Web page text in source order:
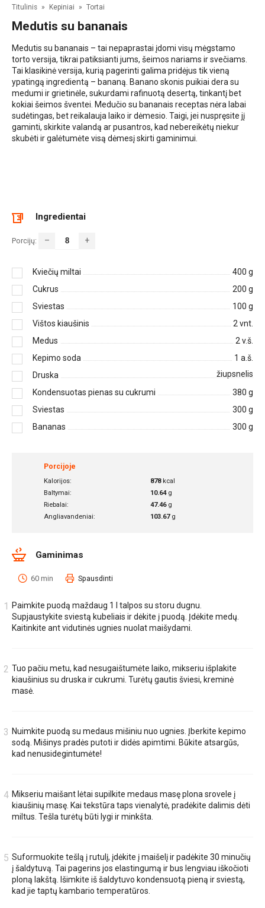
Titulinis » Kepiniai » Tortai
Medutis su bananais
Medutis su bananais – tai nepaprastai įdomi visų mėgstamo
torto versija, tikrai patiksianti jums, šeimos nariams ir svečiams.
Tai klasikinė versija, kurią pagerinti galima pridėjus tik vieną
ypatingą ingredientą – bananą. Banano skonis puikiai dera su
medumi ir grietinėle, sukurdami rafinuotą desertą, tinkantį bet
kokiai šeimos šventei. Medučio su bananais receptas nėra labai
sudėtingas, bet reikalauja laiko ir dėmesio. Taigi, jei nuspręsite jį
gaminti, skirkite valandą ar pusantros, kad nebereikėtų niekur
skubėti ir galėtumėte visą dėmesį skirti gaminimui.
Ingredientai
Porcijų: – +
Kviečių miltai 400 g
Cukrus
200 g
Sviestas
100 g
Vištos kiaušinis
2 vnt.
Medus
2 v.š.
Kepimo soda
1 a.š.
Druska
žiupsnelis
Kondensuotas pienas su cukrumi
380 g
Sviestas
300 g
Bananas
300 g
Porcijoje
Kalorijos: 878kcal
Baltymai:
10.64g
Riebalai:
47.46g
Angliavandeniai:
103.67g
Gaminimas
60 min Spausdinti
Paimkite puodą maždaug 1 l talpos su storu dugnu.
Supjaustykite sviestą kubeliais ir dėkite į puodą. Įdėkite medų.
Kaitinkite ant vidutinės ugnies nuolat maišydami.
Tuo pačiu metu, kad nesugaištumėte laiko, mikseriu išplakite
kiaušinius su druska ir cukrumi. Turėtų gautis šviesi, kreminė
masė.
Nuimkite puodą su medaus mišiniu nuo ugnies. Įberkite kepimo
sodą. Mišinys pradės putoti ir didės apimtimi. Būkite atsargūs,
kad nenusidegintumėte!
Mikseriu maišant lėtai supilkite medaus masę plona srovele į
kiaušinių masę. Kai tekstūra taps vienalytė, pradėkite dalimis dėti
miltus. Tešla turėtų būti lygi ir minkšta.
Suformuokite tešlą į rutulį, įdėkite į maišelį ir padėkite 30 minučių
į šaldytuvą. Tai pagerins jos elastingumą ir bus lengviau iškočioti
ploną lakštą. Išimkite iš šaldytuvo kondensuotą pieną ir sviestą,
kad jie taptų kambario temperatūros.